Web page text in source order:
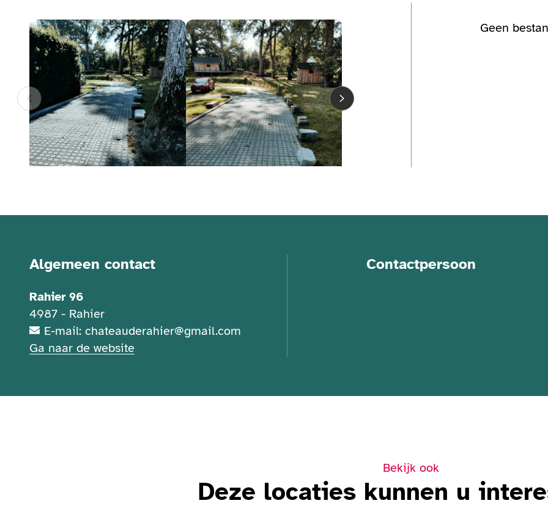
Bekijk de fotogalerij Bekijk de fotogalerij Bekijk de
Geen
Contactgegevens
Algemeen contact
Rahier 96
4987 - Rahier
E-mail: chateauderahier@gmail.com
Ga naar de website
Contactpersoon
Bekijk ook
Deze locaties kunnen u